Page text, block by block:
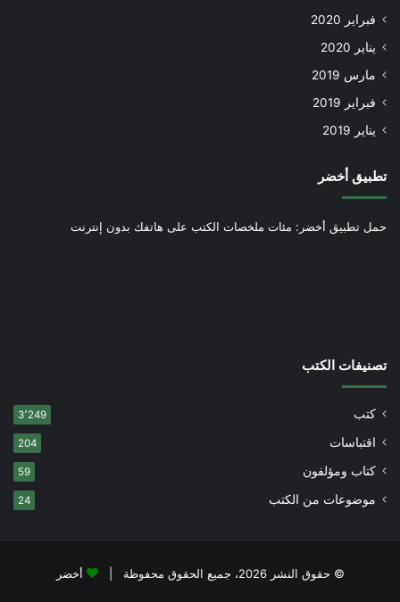
فبراير 2020
يناير 2020
مارس 2019
فبراير 2019
يناير 2019
تطبيق أخضر
حمل تطبيق أخضر: مئات ملخصات الكتب على هاتفك بدون إنترنت
تصنيفات الكتب
كتب 3٬249
اقتباسات 204
كتاب ومؤلفون 59
موضوعات من الكتب 24
© حقوق النشر 2026، جميع الحقوق محفوظة | أخضر